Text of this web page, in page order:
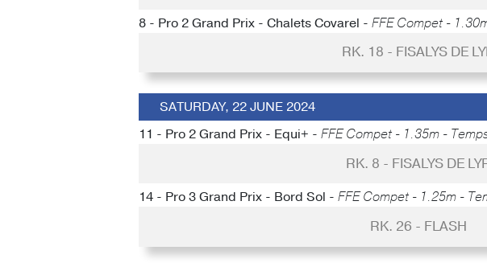
8 - Pro 2 Grand Prix - Chalets Covarel - FFE Compet -
RK. 18 - FISALYS DE
SATURDAY, 22 JUNE 2024
11 - Pro 2 Grand Prix - Equi+ - FFE Compet - 1.35m -
RK. 8 - FISALYS DE
14 - Pro 3 Grand Prix - Bord Sol - FFE Compet - 1.25m -
RK. 26 - FLASH